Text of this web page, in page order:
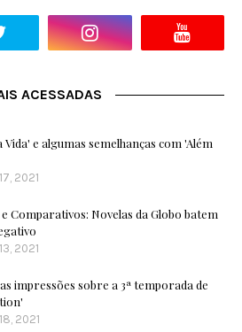
ACESSADAS
Vida' e algumas semelhanças com 'Além
2021
e Comparativos: Novelas da Globo batem
2021
impressões sobre a 3ª temporada de
2021